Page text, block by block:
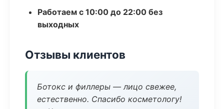
Работаем с 10:00 до 22:00 без
выходных
Отзывы клиентов
Ботокс и филлеры — лицо свежее,
естественно. Спасибо косметологу!